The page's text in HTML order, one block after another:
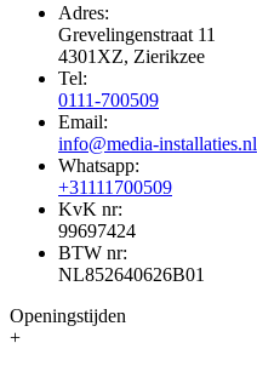
Adres:
Grevelingenstraat 11
4301XZ, Zierikzee
Tel:
0111-700509
Email:
info@media-installaties.nl
Whatsapp:
+31111700509
KvK nr:
99697424
BTW nr:
NL852640626B01
Openingstijden
+